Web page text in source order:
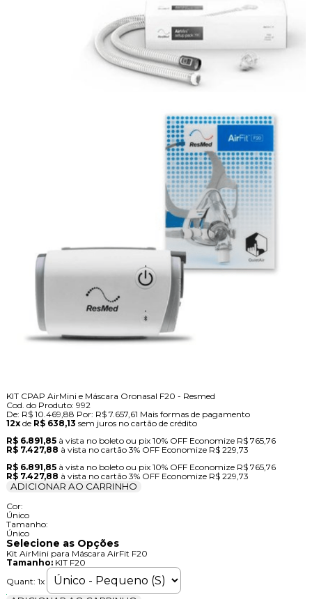
KIT CPAP AirMini e Máscara Oronasal F20 - Resmed
Cod. do Produto: 992
De: R$ 10.469,88 Por: R$ 7.657,61 Mais formas de pagamento
12xde R$ 638,13 sem juros no cartão de crédito
R$ 6.891,85 à vista no boleto ou pix 10% OFF Economize R$ 765,76
R$ 7.427,88 à vista no cartão 3% OFF Economize R$ 229,73
R$ 6.891,85 à vista no boleto ou pix 10% OFF Economize R$ 765,76
R$ 7.427,88 à vista no cartão 3% OFF Economize R$ 229,73
ADICIONAR AO CARRINHO
Cor:
Único
Tamanho:
Único
Selecione as Opções
Kit AirMini para Máscara AirFit F20
Tamanho:KIT F20
Quant: 1x